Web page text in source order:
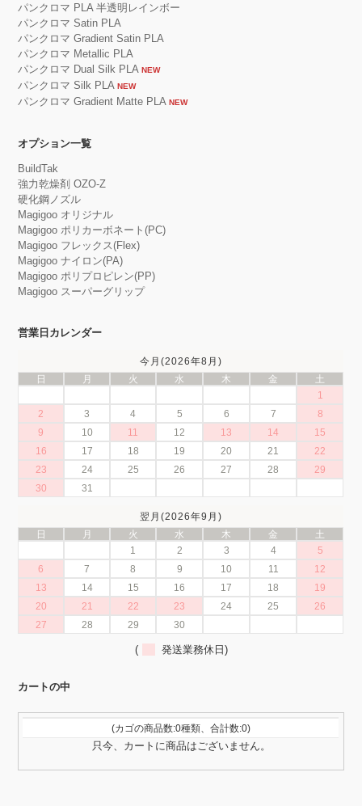
パンクロマ PLA 半透明レインボー
パンクロマ Satin PLA
パンクロマ Gradient Satin PLA
パンクロマ Metallic PLA
パンクロマ Dual Silk PLA NEW
パンクロマ Silk PLA NEW
パンクロマ Gradient Matte PLA NEW
オプション一覧
BuildTak
強力乾燥剤 OZO-Z
硬化鋼ノズル
Magigoo オリジナル
Magigoo ポリカーボネート(PC)
Magigoo フレックス(Flex)
Magigoo ナイロン(PA)
Magigoo ポリプロピレン(PP)
Magigoo スーパーグリップ
営業日カレンダー
今月(2026年8月)
日
月 火 水 木 金
土
1
2
3 4 5 6 7
8
9
10 11 12 13 14
15
16
17 18 19 20 21
22
23
24 25 26 27 28
29
30
31
翌月(2026年9月)
日
月 火 水 木 金
土
1
2 3 4
5
6
7 8 9 10 11
12
13
14 15 16 17 18
19
20
21 22 23 24 25
26
27
28 29 30
( 発送業務休日)
カートの中
(カゴの商品数:0種類、合計数:0)
只今、カートに商品はございません。